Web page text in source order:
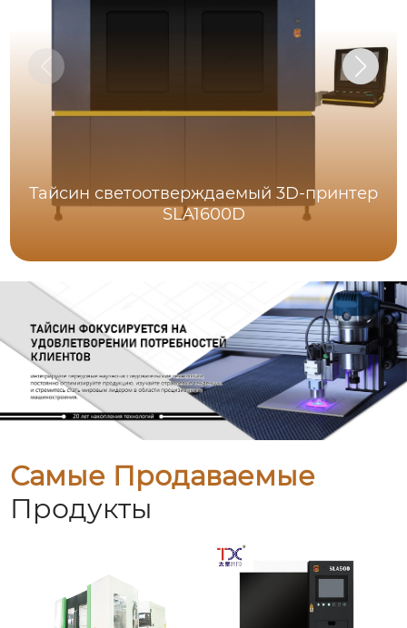
Тайсин светоотверждаемый 3D-принтер
SLA1600D
Самые Продаваемые
Продукты